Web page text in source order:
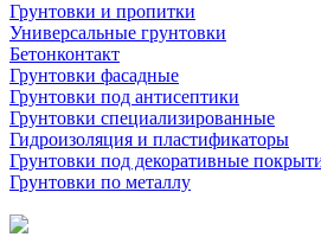
Грунтовки и пропитки
Универсальные грунтовки
Бетонконтакт
Грунтовки фасадные
Грунтовки под антисептики
Грунтовки специализированные
Гидроизоляция и пластификаторы
Грунтовки под декоративные
Грунтовки по металлу